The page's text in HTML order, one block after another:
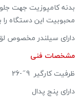
بدنه کامپوزیت جهت
محبوبیت این دستگاه را
دارای سیلندر مخصوص
مشخصات فنی
ظرفیت کارگیر 9 ̋ -26
دارای پنج پدال